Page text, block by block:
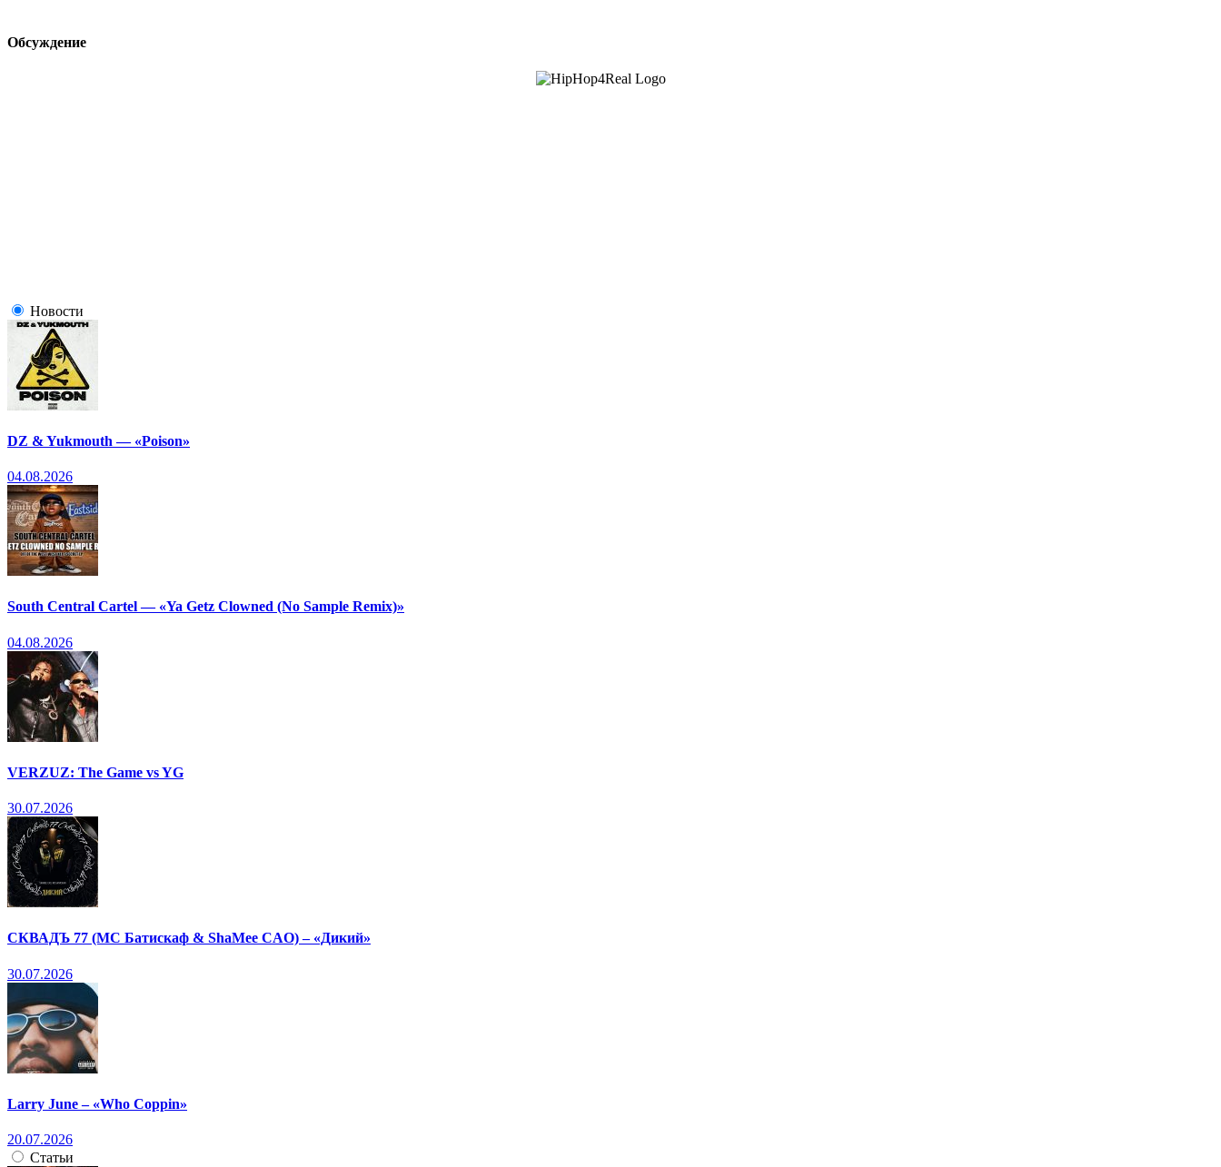
Обсуждение
Новости
DZ & Yukmouth — «Poison»
04.08.2026
South Central Cartel — «Ya Getz Clowned (No Sample Remix)»
04.08.2026
VERZUZ: The Game vs YG
30.07.2026
СКВАДЪ 77 (МС Батискаф & ShaMee CAO) – «Дикий»
30.07.2026
Larry June – «Who Coppin»
20.07.2026
Статьи